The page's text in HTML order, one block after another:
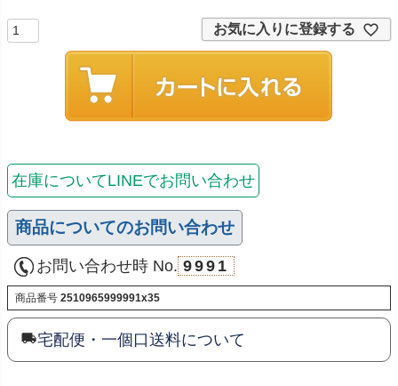
お気に入りに登録する
在庫についてLINEでお問い合わせ
商品についてのお問い合わせ
お問い合わせ時 No. 9991
商品番号 2510965999991x35
宅配便・一個口送料について